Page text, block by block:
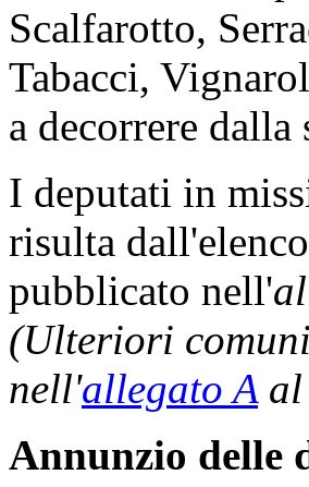
Scalfarotto,
Tabacci,
a decorrere dalla
I deputati in
risulta
pubblicato nell'
(Ulteriori
nell'allegato Aal
Annunzio delle